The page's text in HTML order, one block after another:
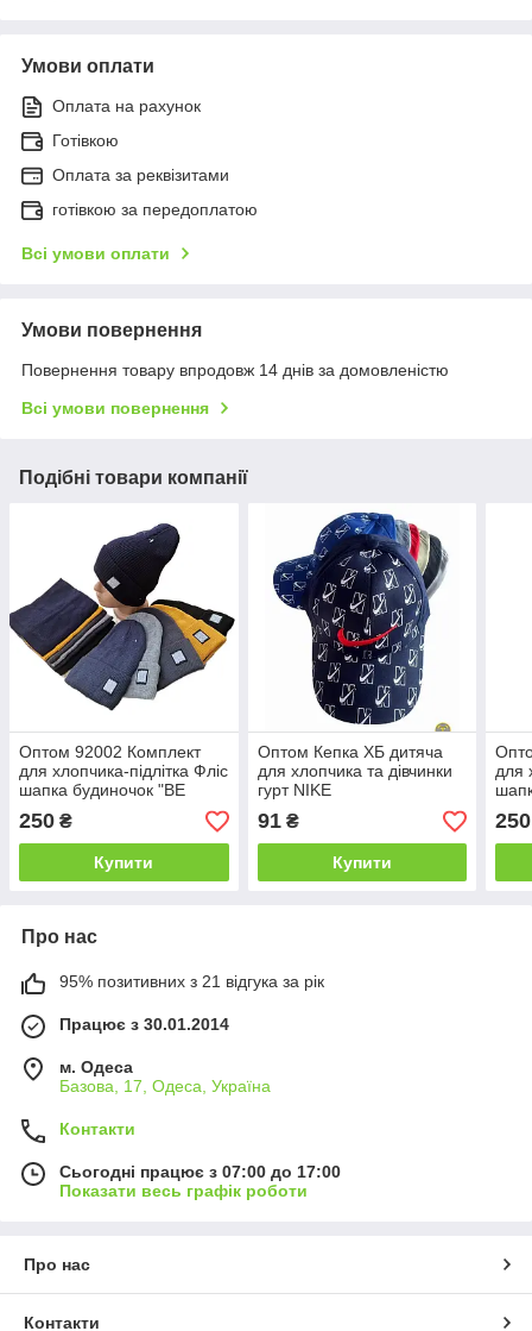
Умови оплати
Оплата на рахунок
Готівкою
Оплата за реквізитами
готівкою за передоплатою
Всі умови оплати
Умови повернення
Повернення товару впродовж 14 днів за домовленістю
Всі умови повернення
Подібні товари компанії
Оптом 92002 Комплект
для хлопчика-підлітка Фліс
шапка будиночок "BE
STRONG" і снуд, 3-15
років, різні кольори
250 ₴
Купити
Оптом Кепка ХБ дитяча
для хлопчика та дівчинки
гурт NIKE
91₴
Купити
для
250
Про нас
95% позитивних з 21 відгука за рік
Працює з 30.01.2014
м. Одеса
Базова, 17, Одеса, Україна
Контакти
Сьогодні працює з 07:00 до 17:00
Показати весь графік роботи
Про нас
Контакти